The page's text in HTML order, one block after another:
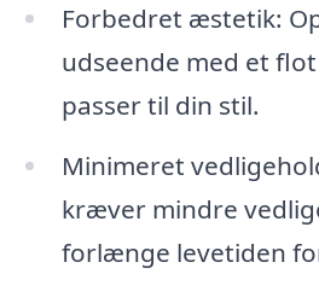
Forbedret æstetik:
udseende med et
passer til din stil.
Minimeret
kræver mindre
forlænge levetiden